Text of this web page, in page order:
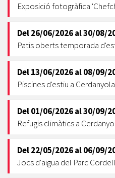
Exposició fotogràfica
Del26/06/2026al30/08/
Patis oberts temporada
Del13/06/2026al08/09/
Piscines d'estiu a Cerdanyola
Del01/06/2026al30/09/
Refugis climàtics a
Del22/05/2026al06/09/
Jocs d'aigua del Parc